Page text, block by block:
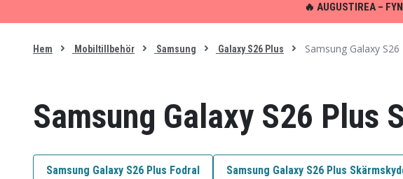
🔥 AUGUSTIREA –
Hem Mobiltillbehör Samsung Galaxy S26 Plus Samsung Galaxy S26
Samsung Galaxy S26 Plus
Samsung Galaxy S26 Plus Fodral Samsung Galaxy S26 Plus